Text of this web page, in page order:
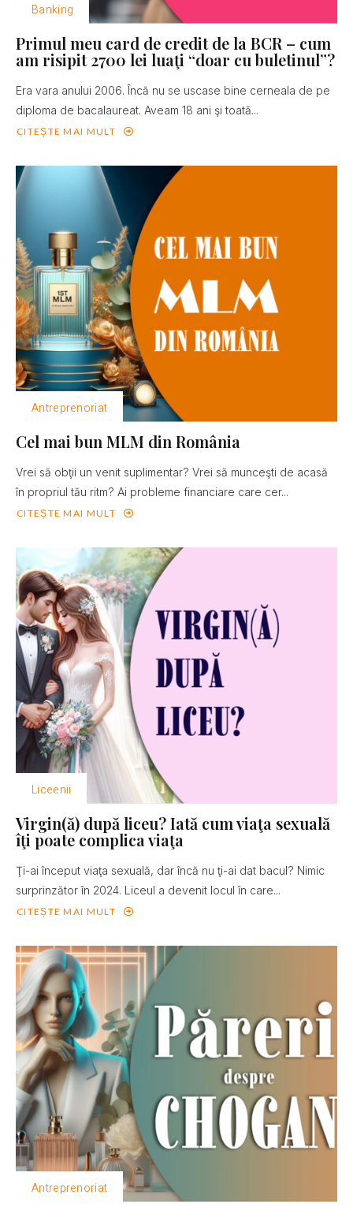
Banking
Primul meu card de credit de la BCR – cum
am risipit 2700 lei luaţi “doar cu buletinul”?
Era vara anului 2006. Încă nu se uscase bine cerneala de pe
diploma de bacalaureat. Aveam 18 ani şi toată...
CITEȘTE MAI MULT
Antreprenoriat
Cel mai bun MLM din România
Vrei să obţii un venit suplimentar? Vrei să munceşti de acasă
în propriul tău ritm? Ai probleme financiare care cer...
CITEȘTE MAI MULT
Liceenii
Virgin(ă) după liceu? Iată cum viaţa sexuală
îţi poate complica viaţa
Ţi-ai început viaţa sexuală, dar încă nu ţi-ai dat bacul? Nimic
surprinzător în 2024. Liceul a devenit locul în care...
CITEȘTE MAI MULT
Antreprenoriat